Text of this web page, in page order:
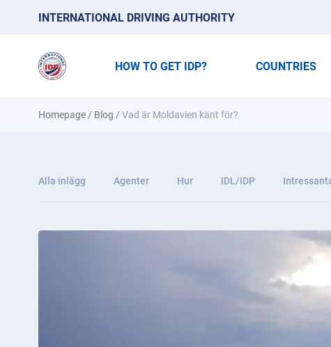
INTERNATIONAL DRIVING AUTHORITY
HOW TO GET IDP? COUNTRIES
Homepage / Blog /Vad är Moldavien känt för?
Alla inlägg Agenter Hur IDL/IDP